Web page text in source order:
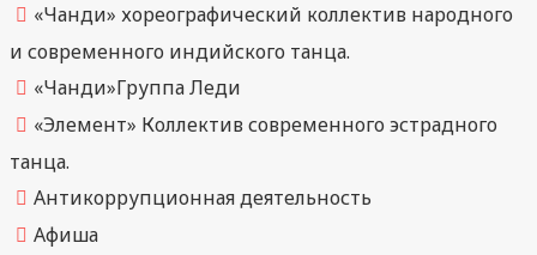
«Чанди» хореографический коллектив народного
и современного индийского танца.
«Чанди»Группа Леди
«Элемент» Коллектив современного эстрадного
танца.
Антикоррупционная деятельность
Афиша